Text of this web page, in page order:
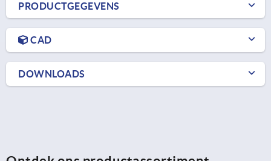
PRODUCTGEGEVENS
CAD
DOWNLOADS